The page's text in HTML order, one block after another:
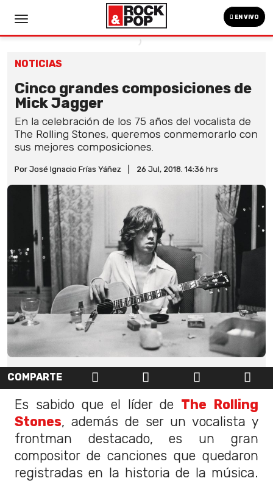
EN VIVO
NOTICIAS
Cinco grandes composiciones de
Mick Jagger
En la celebración de los 75 años del vocalista de
The Rolling Stones, queremos conmemorarlo con
sus mejores composiciones.
Por José Ignacio Frías Yáñez 26 Jul, 2018. 14:36 hrs
COMPARTE
Es sabido que el líder de The Rolling
Stones, además de ser un vocalista y
frontman destacado, es un gran
compositor de canciones que quedaron
registradas en la historia de la música.